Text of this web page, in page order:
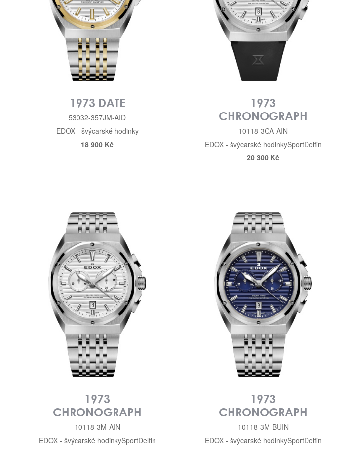
1973 DATE
53032-357JM-AID
EDOX - švýcarské hodinky
18 900 Kč
1973
CHRONOGRAPH
10118-3CA-AIN
EDOX - švýcarské hodinkySportDelfin
20 300 Kč
1973
CHRONOGRAPH
10118-3M-AIN
EDOX - švýcarské hodinkySportDelfin
1973
CHRONOGRAPH
10118-3M-BUIN
EDOX - švýcarské hodinkySportDelfin